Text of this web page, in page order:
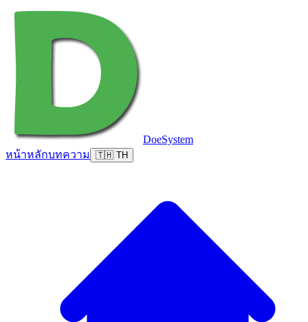
DoeSystem
หน้าหลักบทความ 🇹🇭 TH